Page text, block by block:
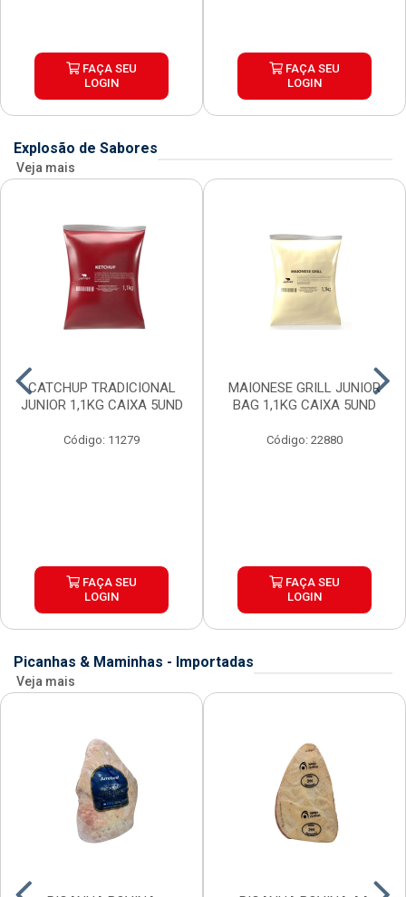
FAÇA SEU
LOGIN
FAÇA SEU
LOGIN
Explosão de Sabores
Veja mais
CATCHUP TRADICIONAL
JUNIOR 1,1KG CAIXA 5UND
Código: 11279
FAÇA SEU
LOGIN
MAIONESE GRILL JUNIOR
BAG 1,1KG CAIXA 5UND
Código: 22880
FAÇA SEU
LOGIN
Picanhas & Maminhas - Importadas
Veja mais